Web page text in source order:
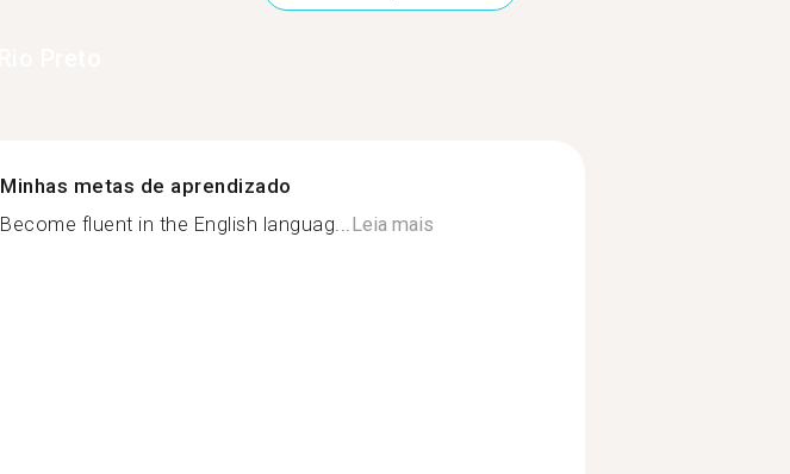
Minhas metas de aprendizado
Become fluent in the English languag... Leia mais